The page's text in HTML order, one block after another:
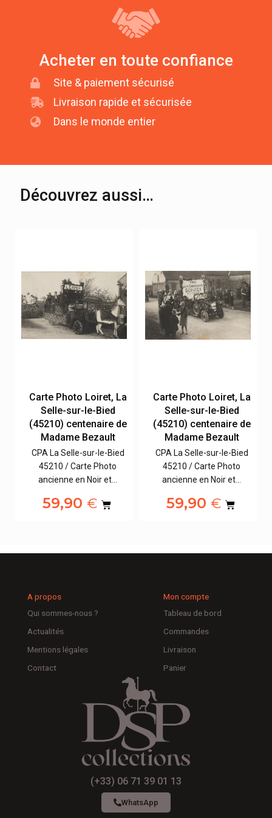
Acheter en toute confiance
Site & paiement sécurisé
Livraison rapide et sécurisée
Dans le monde entier
Découvrez aussi…
Carte Photo Loiret, La
Selle-sur-le-Bied
(45210) centenaire de
Madame Bezault
CPA La Selle-sur-le-Bied
45210 / Carte Photo
ancienne en Noir et…
59,90€
Carte Photo Loiret, La
Selle-sur-le-Bied
(45210) centenaire de
Madame Bezault
CPA La Selle-sur-le-Bied
45210 / Carte Photo
ancienne en Noir et…
59,90€
A propos
Qui sommes-nous ?
Actualités
Mentions légales
Contact
Mon compte
Tableau de bord
Commandes
Livraison
Panier
(+33) 06 71 39 01 13
WhatsApp